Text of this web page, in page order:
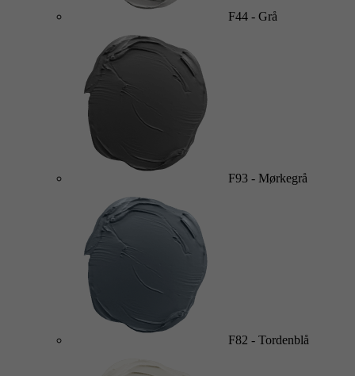
F44 - Grå
F93 - Mørkegrå
F82 - Tordenblå